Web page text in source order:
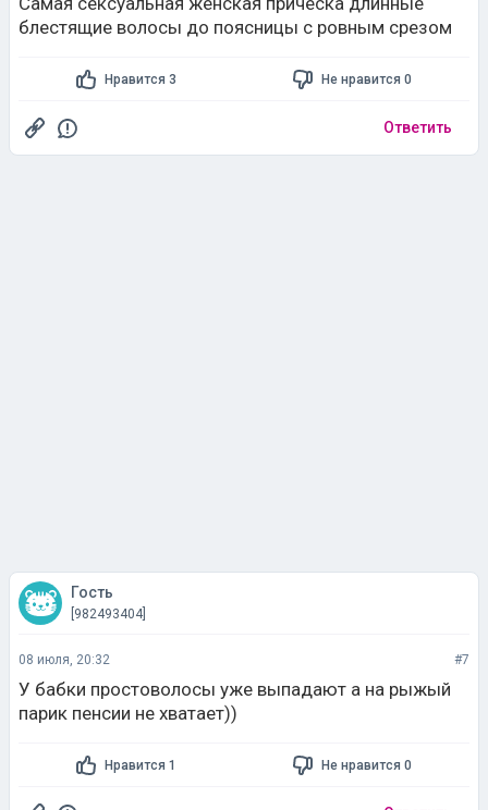
блестящие волосы до поясницы с ровным срезом
Нравится 3 Не нравится 0
Ответить
Гость
[982493404]
08 июля, 20:32 #7
У бабки простоволосы уже выпадают а на рыжый
парик пенсии не хватает))
Нравится 1 Не нравится 0